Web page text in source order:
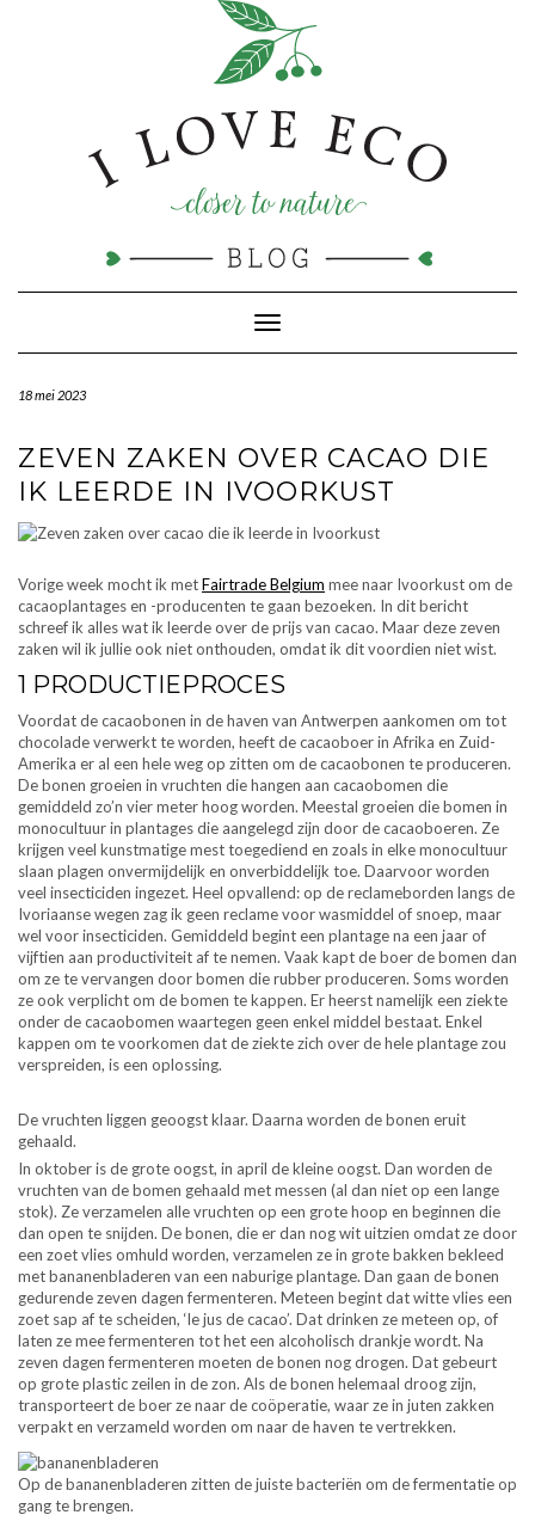
Toggle navigatie
18 mei 2023
ZEVEN ZAKEN OVER CACAO DIE
IK LEERDE IN IVOORKUST
Vorige week mocht ik metFairtrade Belgium mee naar Ivoorkust om de
cacaoplantages en -producenten te gaan bezoeken. In dit bericht
schreef ik alles wat ik leerde over de prijs van cacao. Maar deze zeven
zaken wil ik jullie ook niet onthouden, omdat ik dit voordien niet wist.
1 PRODUCTIEPROCES
Voordat de cacaobonen in de haven van Antwerpen aankomen om tot
chocolade verwerkt te worden, heeft de cacaoboer in Afrika en Zuid-
Amerika er al een hele weg op zitten om de cacaobonen te produceren.
De bonen groeien in vruchten die hangen aan cacaobomen die
gemiddeld zo’n vier meter hoog worden. Meestal groeien die bomen in
monocultuur in plantages die aangelegd zijn door de cacaoboeren. Ze
krijgen veel kunstmatige mest toegediend en zoals in elke monocultuur
slaan plagen onvermijdelijk en onverbiddelijk toe. Daarvoor worden
veel insecticiden ingezet. Heel opvallend: op de reclameborden langs de
Ivoriaanse wegen zag ik geen reclame voor wasmiddel of snoep, maar
wel voor insecticiden. Gemiddeld begint een plantage na een jaar of
vijftien aan productiviteit af te nemen. Vaak kapt de boer de bomen dan
om ze te vervangen door bomen die rubber produceren. Soms worden
ze ook verplicht om de bomen te kappen. Er heerst namelijk een ziekte
onder de cacaobomen waartegen geen enkel middel bestaat. Enkel
kappen om te voorkomen dat de ziekte zich over de hele plantage zou
verspreiden, is een oplossing.
De vruchten liggen geoogst klaar. Daarna worden de bonen eruit
gehaald.
In oktober is de grote oogst, in april de kleine oogst. Dan worden de
vruchten van de bomen gehaald met messen (al dan niet op een lange
stok). Ze verzamelen alle vruchten op een grote hoop en beginnen die
dan open te snijden. De bonen, die er dan nog wit uitzien omdat ze door
een zoet vlies omhuld worden, verzamelen ze in grote bakken bekleed
met bananenbladeren van een naburige plantage. Dan gaan de bonen
gedurende zeven dagen fermenteren. Meteen begint dat witte vlies een
zoet sap af te scheiden, ‘le jus de cacao’. Dat drinken ze meteen op, of
laten ze mee fermenteren tot het een alcoholisch drankje wordt. Na
zeven dagen fermenteren moeten de bonen nog drogen. Dat gebeurt
op grote plastic zeilen in de zon. Als de bonen helemaal droog zijn,
transporteert de boer ze naar de coöperatie, waar ze in juten zakken
verpakt en verzameld worden om naar de haven te vertrekken.
Op de bananenbladeren zitten de juiste bacteriën om de fermentatie op
gang te brengen.